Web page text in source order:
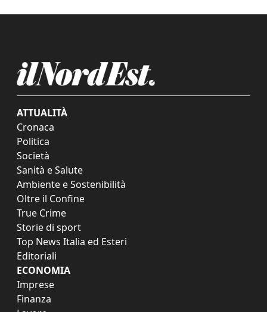
ATTUALITÀ
Cronaca
Politica
Società
Sanità e Salute
Ambiente e Sostenibilità
Oltre il Confine
True Crime
Storie di sport
Top News Italia ed Esteri
Editoriali
ECONOMIA
Imprese
Finanza